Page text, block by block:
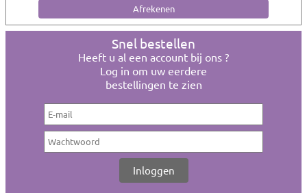
Snel bestellen
Heeft u al een account bij ons ?
Log in om uw eerdere
bestellingen te zien